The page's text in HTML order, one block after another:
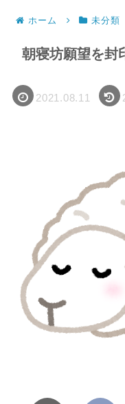
ホーム 未分類
朝寝坊願望を封
2021.08.11